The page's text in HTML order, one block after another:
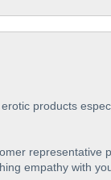
products
representative
empathy with